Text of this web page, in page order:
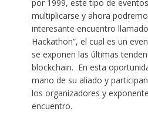
por 1999, este tipo de
multiplicarse y ahora
interesante encuentro
Hackathon”, el cual es un
se exponen las últimas
blockchain. En esta
mano de su aliado y
los organizadores y
encuentro.